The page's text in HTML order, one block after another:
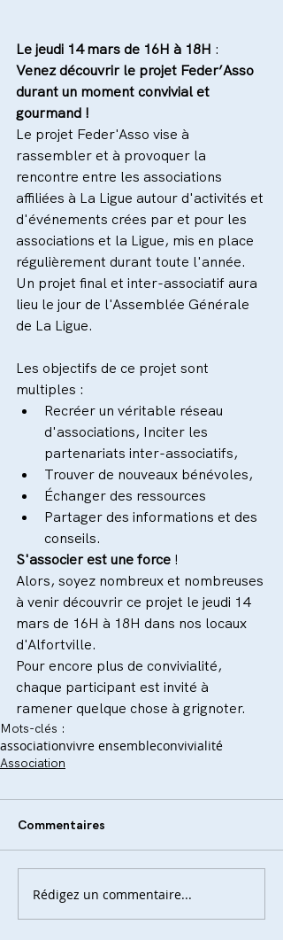
Le jeudi 14 mars de 16H à 18H :
Venez découvrir le projet Feder’Asso
durant un moment convivial et
gourmand !
Le projet Feder'Asso vise à
rassembler et à provoquer la
rencontre entre les associations
affiliées à La Ligue autour d'activités et
d'événements crées par et pour les
associations et la Ligue, mis en place
régulièrement durant toute l'année.
Un projet final et inter-associatif aura
lieu le jour de l'Assemblée Générale
de La Ligue.
Les objectifs de ce projet sont
multiples :
Recréer un véritable réseau
d'associations, Inciter les
partenariats inter-associatifs,
Trouver de nouveaux bénévoles,
Échanger des ressources
Partager des informations et des
conseils.
S'associer est une force !
Alors, soyez nombreux et nombreuses
à venir découvrir ce projet le jeudi 14
mars de 16H à 18H dans nos locaux
d'Alfortville.
Pour encore plus de convivialité,
chaque participant est invité à
ramener quelque chose à grignoter.
Mots-clés :
associationvivre ensembleconvivialité
Association
Commentaires
Rédigez un commentaire...